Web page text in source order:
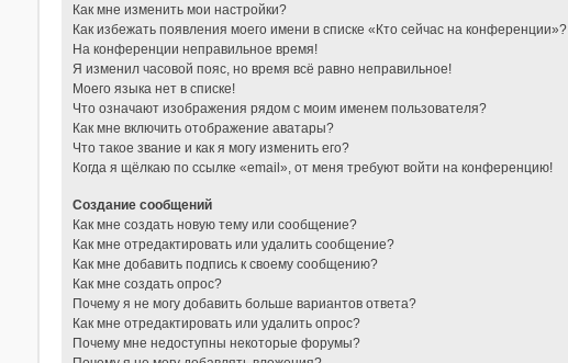
Как мне изменить мои настройки?
Как избежать появления моего имени в списке «Кто сейчас на конференции»?
На конференции неправильное время!
Я изменил часовой пояс, но время всё равно неправильное!
Моего языка нет в списке!
Что означают изображения рядом с моим именем пользователя?
Как мне включить отображение аватары?
Что такое звание и как я могу изменить его?
Когда я щёлкаю по ссылке «email», от меня требуют войти на конференцию!
Создание сообщений
Как мне создать новую тему или сообщение?
Как мне отредактировать или удалить сообщение?
Как мне добавить подпись к своему сообщению?
Как мне создать опрос?
Почему я не могу добавить больше вариантов ответа?
Как мне отредактировать или удалить опрос?
Почему мне недоступны некоторые форумы?